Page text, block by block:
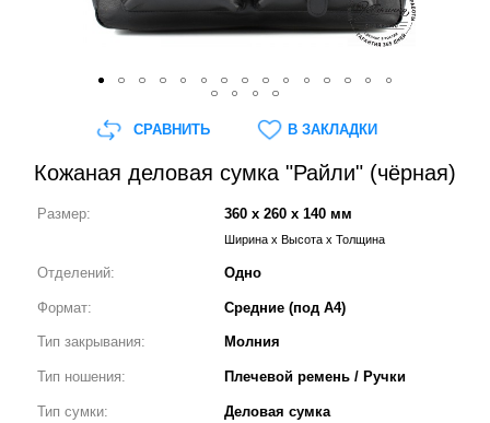
Кожаная деловая сумка "Райли" (чёрная)
Размер: 360 x 260 x 140 мм
Ширина x Высота x Толщина
Отделений: Одно
Формат: Средние (под А4)
Тип закрывания: Молния
Тип ношения: Плечевой ремень / Ручки
Тип сумки: Деловая сумка
СРАВНИТЬ В ЗАКЛАДКИ